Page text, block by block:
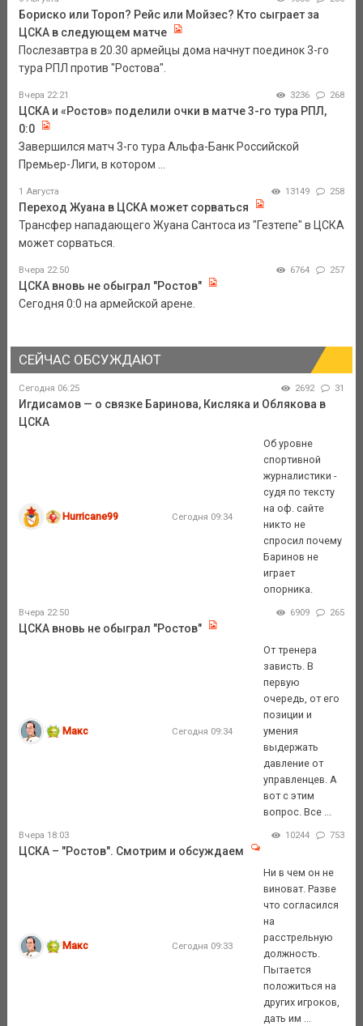
Бориско или Тороп? Рейс или Мойзес? Кто сыграет за
ЦСКА в следующем матче
Послезавтра в 20.30 армейцы дома начнут поединок 3-го
тура РПЛ против "Ростова".
Вчера 22:21 3236 268
ЦСКА и «Ростов» поделили очки в матче 3-го тура РПЛ,
0:0
Завершился матч 3-го тура Альфа-Банк Российской
Премьер-Лиги, в котором ...
1 Августа 13149 258
Переход Жуана в ЦСКА может сорваться
Трансфер нападающего Жуана Сантоса из "Гезтепе" в ЦСКА
может сорваться.
Вчера 22:50 6764 257
ЦСКА вновь не обыграл "Ростов"
Сегодня 0:0 на армейской арене.
СЕЙЧАС ОБСУЖДАЮТ
Сегодня 06:25 2692 31
Игдисамов — о связке Баринова, Кисляка и Облякова в
ЦСКА
Hurricane99 Сегодня 09:34
Об уровне
спортивной
журналистики -
судя по тексту
на оф. сайте
никто не
спросил почему
Баринов не
играет
опорника.
Вчера 22:50 6909 265
ЦСКА вновь не обыграл "Ростов"
Макс Сегодня 09:34
От тренера
зависть. В
первую
очередь, от его
позиции и
умения
выдержать
давление от
управленцев. А
вот с этим
вопрос. Все ...
Вчера 18:03 10244 753
ЦСКА – "Ростов". Смотрим и обсуждаем
Макс Сегодня 09:33
Ни в чем он не
виноват. Разве
что согласился
на
расстрельную
должность.
Пытается
положиться на
других игроков,
дать им ...